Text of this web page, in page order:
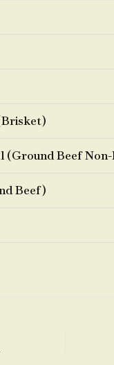
(Ground Beef
Beef)